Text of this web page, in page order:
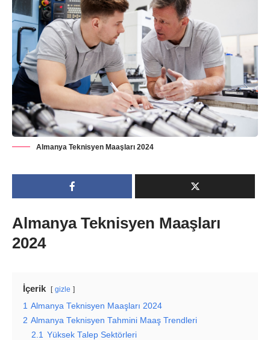
Almanya Teknisyen Maaşları 2024
Almanya Teknisyen Maaşları
2024
İçerik gizle
1 Almanya Teknisyen Maaşları 2024
2 Almanya Teknisyen Tahmini Maaş Trendleri
2.1
Yüksek Talep Sektörleri